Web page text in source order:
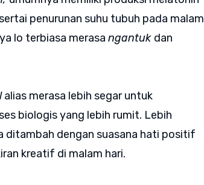
penurunan suhu tubuh pada malam
lo terbiasa merasa ngantuk dan
alias merasa lebih segar untuk
biologis yang lebih rumit. Lebih
ditambah dengan suasana hati positif
kreatif di malam hari.